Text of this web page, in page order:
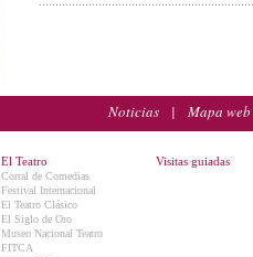
Noticias | Mapa web
El Teatro
Corral de Comedias
Festival Internacional
El Teatro Clásico
El Siglo de Oro
Museo Nacional Teatro
FITCA
Visitas guiadas